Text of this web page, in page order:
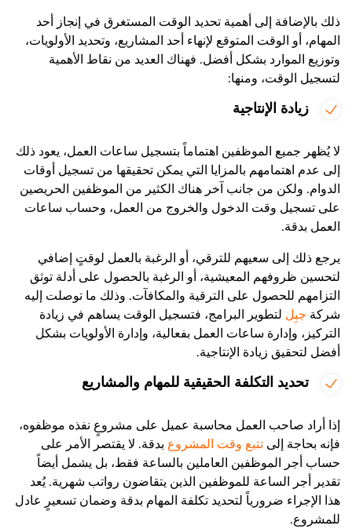
ذلك بالإضافة إلى أهمية تحديد الوقت المستغرق في إنجاز أحد
المهام، أو الوقت المتوقع لإنهاء أحد المشاريع، وتحديد الأولويات،
وتوزيع الموارد بشكل أفضل. فهناك العديد من نقاط الأهمية
لتسجيل الوقت، ومنها:
زيادة الإنتاجية
لا يُظهر جميع الموظفين اهتماماً بتسجيل ساعات العمل، يعود ذلك
إلى عدم اهتمامهم بالمزايا التي يمكن تحقيقها من تسجيل أوقات
الدوام. ولكن من جانب آخر هناك الكثير من الموظفين الحريصين
على تسجيل وقت الدخول والخروج من العمل، وحساب ساعات
العمل بدقة.
يرجع ذلك إلى سعيهم للترقي، أو الرغبة بالعمل لوقتٍ إضافي
لتحسين ظروفهم المعيشية، أو الرغبة بالحصول على أدلة توثق
التزامهم للحصول على الترقية والمكافآت. وذلك ما توصلت إليه
شركة جبِل لتطوير البرامج، فتسجيل الوقت يساهم في زيادة
التركيز، وإدارة ساعات العمل بفعالية، وإدارة الأولويات بشكل
أفضل لتحقيق زيادة الإنتاجية.
تحديد التكلفة الحقيقية للمهام والمشاريع
إذا أراد صاحب العمل محاسبة عميل على مشروعٍ نفذه موظفوه،
فإنه بحاجة إلى تتبع وقت المشروع بدقة. لا يقتصر الأمر على
حساب أجر الموظفين العاملين بالساعة فقط، بل يشمل أيضاً
تقدير أجر الساعة للموظفين الذين يتقاضون رواتب شهرية. يُعد
هذا الإجراء ضرورياً لتحديد تكلفة المهام بدقة وضمان تسعيرٍ عادل
للمشروع.